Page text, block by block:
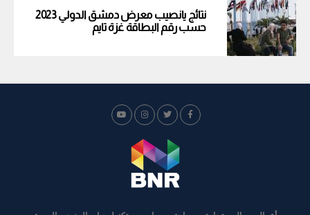
نتائج يانصيب معرض دمشق الدولي 2023
حسب رقم البطاقة غزة تايم